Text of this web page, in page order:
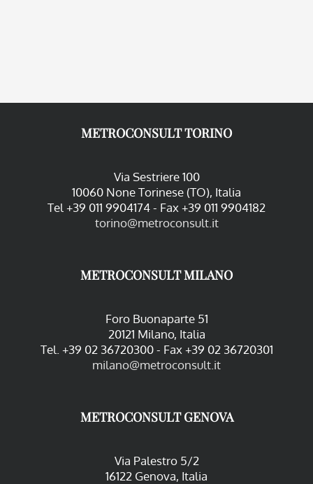
METROCONSULT TORINO
Via Sestriere 100
10060 None Torinese (TO), Italia
Tel +39 011 9904174 - Fax +39 011 9904182
torino@metroconsult.it
METROCONSULT MILANO
Foro Buonaparte 51
20121 Milano, Italia
Tel. +39 02 36720300 - Fax +39 02 36720301
milano@metroconsult.it
METROCONSULT GENOVA
Via Palestro 5/2
16122 Genova, Italia